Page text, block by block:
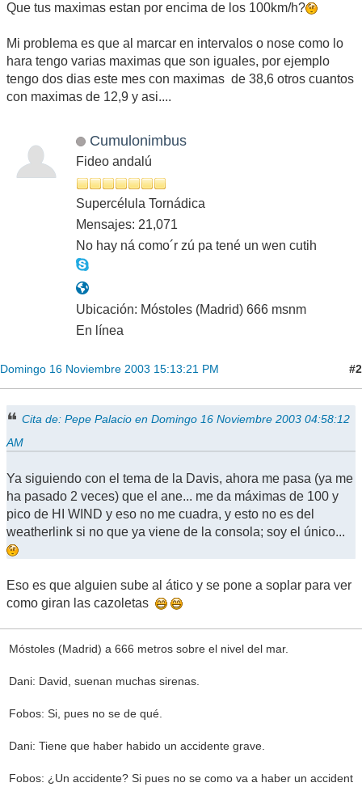
Que tus maximas estan por encima de los 100km/h?
Mi problema es que al marcar en intervalos o nose como lo
hara tengo varias maximas que son iguales, por ejemplo
tengo dos dias este mes con maximas de 38,6 otros cuantos
con maximas de 12,9 y asi....
Cumulonimbus
Fideo andalú
Supercélula Tornádica
Mensajes: 21,071
No hay ná como´r zú pa tené un wen cutih
Ubicación: Móstoles (Madrid) 666 msnm
En línea
Domingo 16 Noviembre 2003 15:13:21 PM #2
Cita de: Pepe Palacio en Domingo 16 Noviembre 2003 04:58:12
AM
Ya siguiendo con el tema de la Davis, ahora me pasa (ya me
ha pasado 2 veces) que el ane... me da máximas de 100 y
pico de HI WIND y eso no me cuadra, y esto no es del
weatherlink si no que ya viene de la consola; soy el único...
Eso es que alguien sube al ático y se pone a soplar para ver
como giran las cazoletas
Móstoles (Madrid) a 666 metros sobre el nivel del mar.
Dani: David, suenan muchas sirenas.
Fobos: Si, pues no se de qué.
Dani: Tiene que haber habido un accidente grave.
Fobos: ¿Un accidente? Si pues no se como va a haber un accident